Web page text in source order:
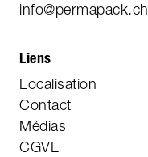
info@permapack.ch
Liens
Localisation
Contact
Médias
CGVL